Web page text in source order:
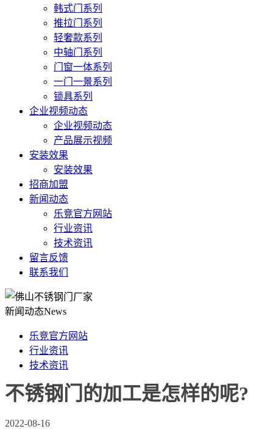
韩式门系列
推拉门系列
轻奢款系列
中轴门系列
门窗一体系列
一门一景系列
锁具系列
企业视频动态
企业视频动态
产品展示视频
安装效果
安装效果
招商加盟
新闻动态
乐竞官方网站
行业资讯
技术资讯
留言反馈
联系我们
新闻动态News
乐竞官方网站
行业资讯
技术资讯
不锈钢门的加工是怎样的呢?
2022-08-16